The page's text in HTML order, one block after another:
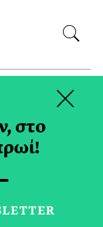
στο
×